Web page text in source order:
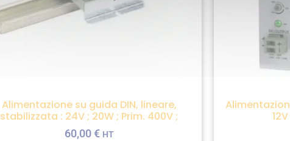
Alimentazione su guida DIN, lineare,
stabilizzata : 24V ; 20W ; Prim. 400V ;
60,00 € HT